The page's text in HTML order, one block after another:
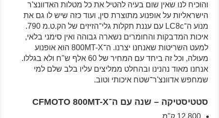
והוכיח לנו שאין שום בעיה להטיל את כל מטלות האדוונצ'ר
הישראליות על אופנוע מתוצרת סין, ועוד כזה שיש לו גם את
מנוע ה־LC8c עם עננת תקלות גלי־הזיזים של הק.ט.מ 790.
איכות המדבקות והחומרים נשארה גבוהה ואין סימני בלאי,
למעט השריטות שאנחנו יצרנו. ה־800MT-X הוא אופנוע
מעולה, וכל זה ביחד עם המחיר של 60 אלף ש"ח ולא בגללו.
אנחנו מאוד נהנינו ובהחלט ממליצים עליו בלב שלם למי
שמחפש אדוונצ'ר־שטח איכותי וטוב.
סטטיסטיקה – שנה עם ה־CFMOTO 800MT-X
12,800 ק"מ